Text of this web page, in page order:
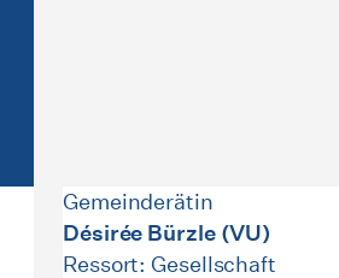
Gemeinderätin
Désirée Bürzle (VU)
Ressort: Gesellschaft